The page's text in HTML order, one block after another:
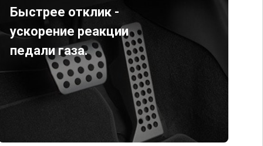
Быстрее отклик -
ускорение реакции
педали газа.